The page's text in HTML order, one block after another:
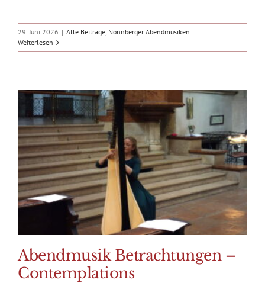
29. Juni 2026 | Alle Beiträge, Nonnberger Abendmusiken
Weiterlesen
Abendmusik Betrachtungen –
Contemplations